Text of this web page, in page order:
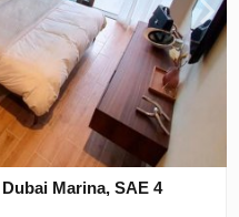
Marina, SAE 4